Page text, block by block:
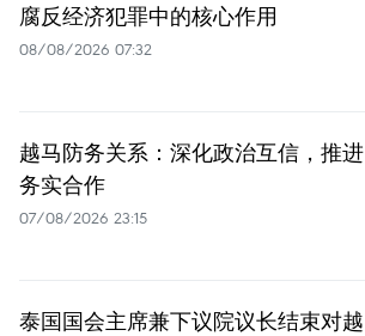
腐反经济犯罪中的核心作用
08/08/2026 07:32
越马防务关系：深化政治互信，推进
务实合作
07/08/2026 23:15
泰国国会主席兼下议院议长结束对越